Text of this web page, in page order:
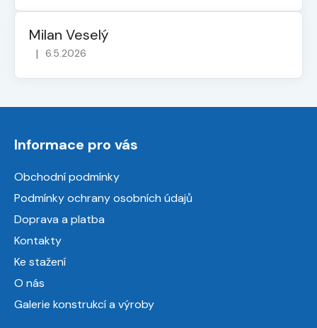
Milan Veselý
Hodnocení obchodu je 5 z 5 hvězdiček.
| 6.5.2026
Informace pro vás
Obchodní podmínky
Podmínky ochrany osobních údajů
Doprava a platba
Kontakty
Ke stažení
O nás
Galerie konstrukcí a výroby